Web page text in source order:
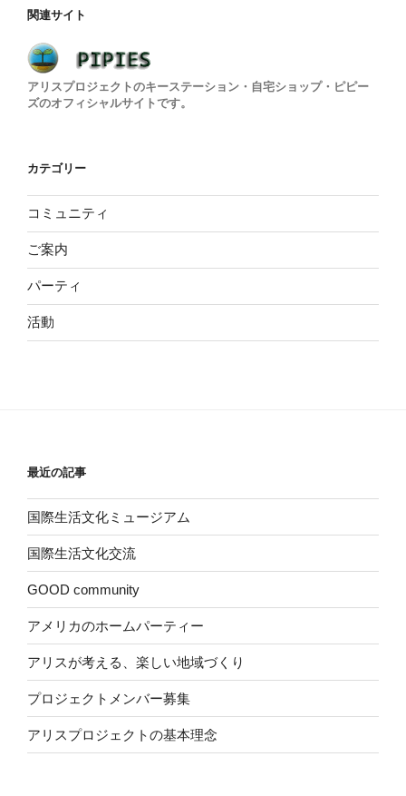
ー
シ
ョ
ン
関連サイト
アリスプロジェクトのキーステーション・自宅ショップ・ピピー
ズのオフィシャルサイトです。
カテゴリー
コミュニティ
ご案内
パーティ
活動
最近の記事
国際生活文化ミュージアム
国際生活文化交流
GOOD community
アメリカのホームパーティー
アリスが考える、楽しい地域づくり
プロジェクトメンバー募集
アリスプロジェクトの基本理念